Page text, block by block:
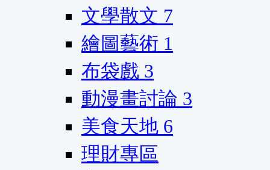
文學散文 7
繪圖藝術 1
布袋戲 3
動漫畫討論 3
美食天地 6
理財專區